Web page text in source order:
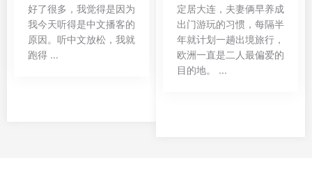
好了很多，我觉得是因为
我今天听得是中文播客的
原因。听中文放松，我就
跑得 ...
定居大连，夫妻俩早养成
出门游玩的习惯，每隔半
年就计划一趟出境旅行，
欧洲一直是二人最偏爱的
目的地。 ...